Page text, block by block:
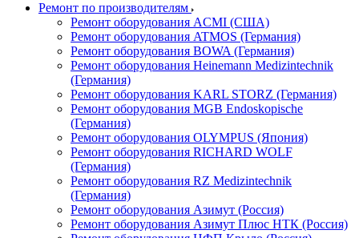
Ремонт по производителям
Ремонт оборудования ACMI (США)
Ремонт оборудования ATMOS (Германия)
Ремонт оборудования BOWA (Германия)
Ремонт оборудования Heinemann Medizintechnik
(Германия)
Ремонт оборудования KARL STORZ (Германия)
Ремонт оборудования MGB Endoskopische
(Германия)
Ремонт оборудования OLYMPUS (Япония)
Ремонт оборудования RICHARD WOLF
(Германия)
Ремонт оборудования RZ Medizintechnik
(Германия)
Ремонт оборудования Азимут (Россия)
Ремонт оборудования Азимут Плюс НТК (Россия)